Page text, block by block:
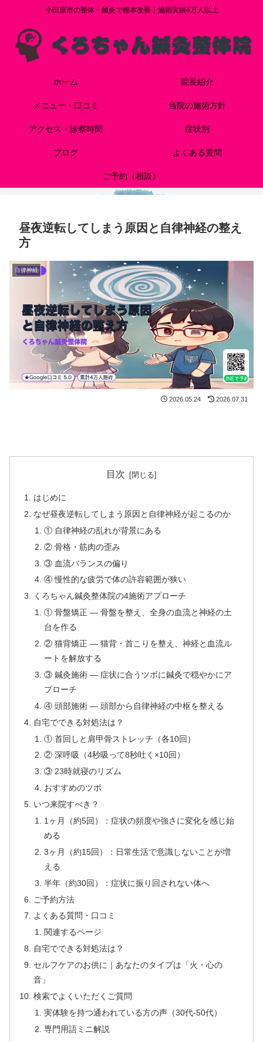
小田原市の整体・鍼灸で根本改善｜施術実績4万人以上
ホーム 院長紹介
メニュー・口コミ 当院の施術方針
アクセス・診察時間 症状別
ブログ よくある質問
ご予約（相談）
昼夜逆転してしまう原因と自律神経の整え
方
自律神経
2026.05.24 2026.07.31
目次
はじめに
なぜ昼夜逆転してしまう原因と自律神経が起こるのか
① 自律神経の乱れが背景にある
② 骨格・筋肉の歪み
③ 血流バランスの偏り
④ 慢性的な疲労で体の許容範囲が狭い
くろちゃん鍼灸整体院の4施術アプローチ
① 骨盤矯正 — 骨盤を整え、全身の血流と神経の土
台を作る
② 猫背矯正 — 猫背・首こりを整え、神経と血流ル
ートを解放する
③ 鍼灸施術 — 症状に合うツボに鍼灸で穏やかにア
プローチ
④ 頭部施術 — 頭部から自律神経の中枢を整える
自宅でできる対処法は？
① 首回しと肩甲骨ストレッチ（各10回）
② 深呼吸（4秒吸って8秒吐く×10回）
③ 23時就寝のリズム
おすすめのツボ
いつ来院すべき？
1ヶ月（約5回）：症状の頻度や強さに変化を感じ始
める
3ヶ月（約15回）：日常生活で意識しないことが増
える
半年（約30回）：症状に振り回されない体へ
ご予約方法
よくある質問・口コミ
関連するページ
自宅でできる対処法は？
セルフケアのお供に｜あなたのタイプは「火・心の
音」
検索でよくいただくご質問
実体験を持つ通われている方の声（30代-50代）
専門用語ミニ解説